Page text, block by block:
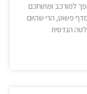
למורכב ומתוחכם
פשוט, הרי שהיום
הנדסית